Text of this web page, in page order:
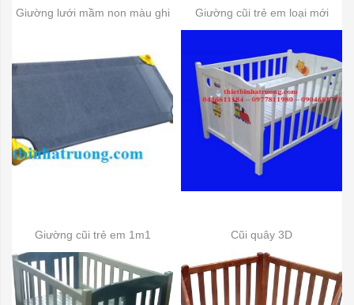
Giường lưới mầm non màu ghi Giường cũi trẻ em loại mới
Giường cũi trẻ em 1m1 Cũi quây 3D